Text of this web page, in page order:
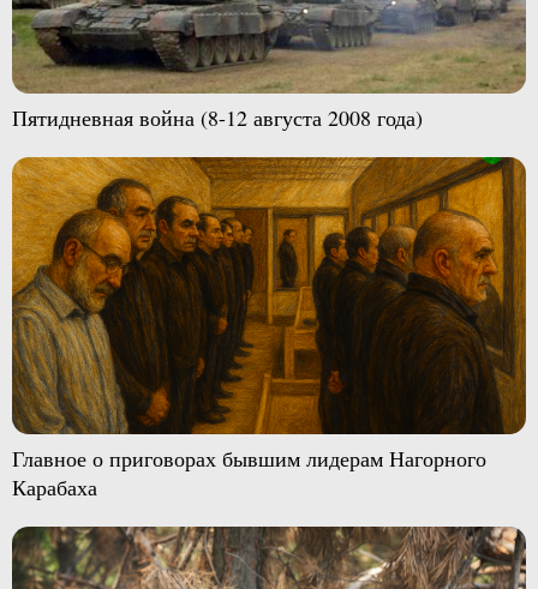
Пятидневная война (8-12 августа 2008 года)
Главное о приговорах бывшим лидерам Нагорного
Карабаха